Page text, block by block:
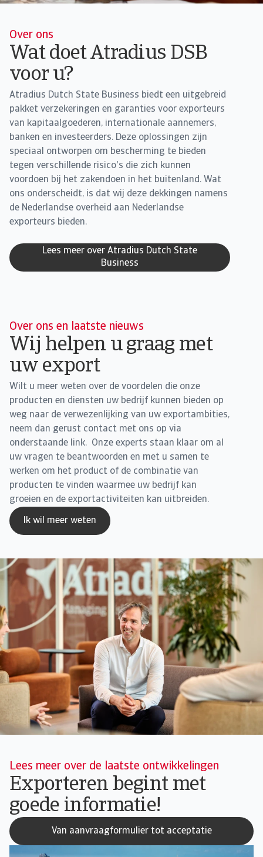
Over ons
Wat doet Atradius DSB
voor u?
Atradius Dutch State Business biedt een uitgebreid
pakket verzekeringen en garanties voor exporteurs
van kapitaalgoederen, internationale aannemers,
banken en investeerders. Deze oplossingen zijn
speciaal ontworpen om bescherming te bieden
tegen verschillende risico's die zich kunnen
voordoen bij het zakendoen in het buitenland. Wat
ons onderscheidt, is dat wij deze dekkingen namens
de Nederlandse overheid aan Nederlandse
exporteurs bieden.
Lees meer over Atradius Dutch State
Business
Over ons en laatste nieuws
Wij helpen u graag met
uw export
Wilt u meer weten over de voordelen die onze
producten en diensten uw bedrijf kunnen bieden op
weg naar de verwezenlijking van uw exportambities,
neem dan gerust contact met ons op via
onderstaande link. Onze experts staan klaar om al
uw vragen te beantwoorden en met u samen te
werken om het product of de combinatie van
producten te vinden waarmee uw bedrijf kan
groeien en de exportactiviteiten kan uitbreiden.
Ik wil meer weten
Lees meer over de laatste ontwikkelingen
Exporteren begint met
goede informatie!
Van aanvraagformulier tot acceptatie